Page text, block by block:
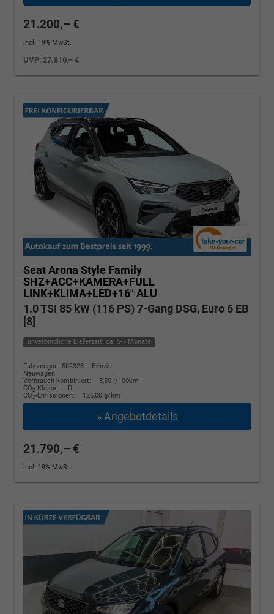
21.200,– €
incl. 19% MwSt.
UVP:27.810,– €
Seat Arona Style Family
SHZ+ACC+KAMERA+FULL
LINK+KLIMA+LED+16" ALU
1.0 TSI 85 kW (116 PS) 7-Gang DSG, Euro 6 EB
[8]
unverbindliche Lieferzeit: ca. 5-7 Monate
Fahrzeugnr.: 502328
Benzin
Neuwagen
Verbrauch kombiniert:
5,50 l/100km
CO2-Klasse:
D
CO2-Emissionen: 126,00 g/km
» Angebotdetails
21.790,– €
incl. 19% MwSt.